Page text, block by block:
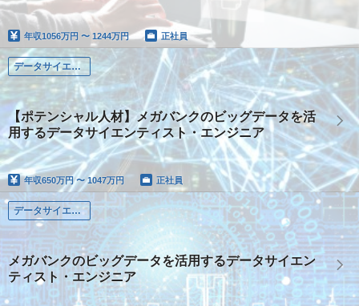
年収1056万円 〜 1244万円 正社員
データサイエンティスト
【ポテンシャル人材】メガバンクのビッグデータを活
用するデータサイエンティスト・エンジニア
年収650万円 〜 1047万円 正社員
データサイエンティスト
メガバンクのビッグデータを活用するデータサイエン
ティスト・エンジニア